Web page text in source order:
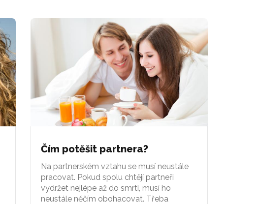
Čím potěšit partnera?
Na partnerském vztahu se musí neustále
pracovat. Pokud spolu chtějí partneři
vydržet nejlépe až do smrti, musí ho
neustále něčím obohacovat. Třeba